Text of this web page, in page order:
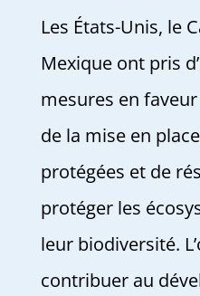
Les États-Unis, le
Mexique ont pris
mesures en
de la mise en
protégées et de
protéger les
leur biodiversité.
contribuer au